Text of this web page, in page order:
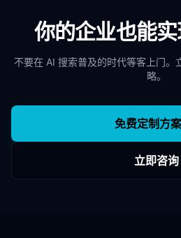
你的企业也能
不要在 AI 搜索普及的时代等客上门。
略。
免费定制方案
立即咨询